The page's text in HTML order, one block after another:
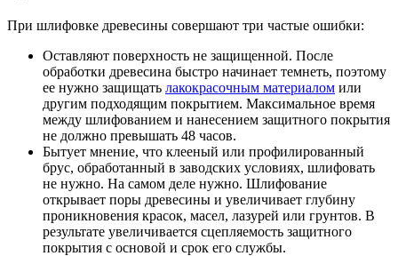
При шлифовке древесины совершают три частые ошибки:
Оставляют поверхность не защищенной. После
обработки древесина быстро начинает темнеть, поэтому
ее нужно защищать лакокрасочным материалом или
другим подходящим покрытием. Максимальное время
между шлифованием и нанесением защитного покрытия
не должно превышать 48 часов.
Бытует мнение, что клееный или профилированный
брус, обработанный в заводских условиях, шлифовать
не нужно. На самом деле нужно. Шлифование
открывает поры древесины и увеличивает глубину
проникновения красок, масел, лазурей или грунтов. В
результате увеличивается сцепляемость защитного
покрытия с основой и срок его службы.